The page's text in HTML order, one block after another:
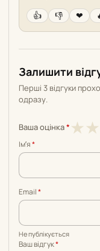
👍
👎 ❤
Залишити
Перші 3 відгуки
одразу.
Ваша оцінка* ★
★1
5
Імʼя*
Email*
Не публікується
Ваш відгук*